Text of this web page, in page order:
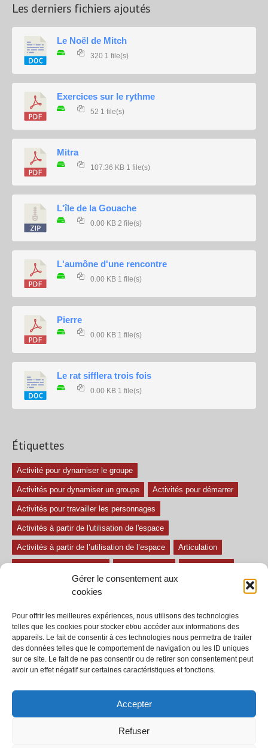
Gérer le consentement aux
cookies
Pour offrir les meilleures expériences, nous utilisons des technologies
telles que les cookies pour stocker et/ou accéder aux informations des
appareils. Le fait de consentir à ces technologies nous permettra de traiter
des données telles que le comportement de navigation ou les ID uniques
sur ce site. Le fait de ne pas consentir ou de retirer son consentement peut
avoir un effet négatif sur certaines caractéristiques et fonctions.
Accepter
Refuser
Les derniers fichiers ajoutés
Le Noël de Mitch
320 1 file(s)
Exercices sur le rythme
52 1 file(s)
Mitra
107.36 KB 1 file(s)
L'île de la Gouache
0.00 KB 2 file(s)
L'aumône d'une rencontre
0.00 KB 1 file(s)
Pierre
0.00 KB 1 file(s)
Le rat sifflera trois fois
0.00 KB 1 file(s)
Étiquettes
Activité pour dynamiser le groupe
Activités pour dynamiser un groupe Activités pour démarrer
Activités pour travailler les personnages
Activités à partir de l'utilisation de l'espace
Activités à partir de l’utilisation de l’espace Articulation
Exercices difficiles
Le regard et la voix Pièce pour enfant Sans paroles
Secondaire séances tous les exercices
Tous les exercices de théâtre